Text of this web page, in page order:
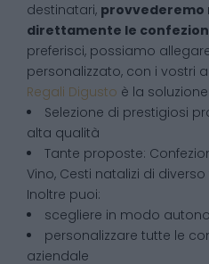
destinatari, provvederemo
direttamente le
preferisci, possiamo
personalizzato, con i vostri
Regali Digusto è la
Selezione di prestigiosi
alta qualità
Tante proposte:
Vino, Cesti natalizi di
Inoltre puoi:
scegliere in modo
personalizzare tutte le
aziendale